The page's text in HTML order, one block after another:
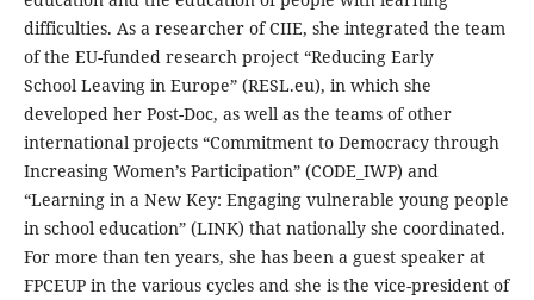
difficulties. As a researcher of CIIE, she integrated the team
of the EU-funded research project “Reducing Early
School Leaving in Europe” (RESL.eu), in which she
developed her Post-Doc, as well as the teams of other
international projects “Commitment to Democracy through
Increasing Women’s Participation” (CODE_IWP) and
“Learning in a New Key: Engaging vulnerable young people
in school education” (LINK) that nationally she coordinated.
For more than ten years, she has been a guest speaker at
FPCEUP in the various cycles and she is the vice-president of